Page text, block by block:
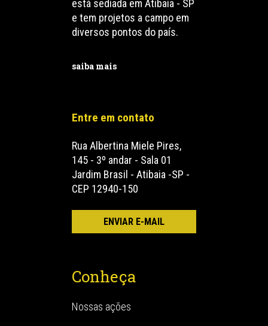
está sediada em Atibaia - SP
e tem projetos a campo em
diversos pontos do país.
saiba mais
Entre em contato
Rua Albertina Miele Pires,
145 - 3º andar - Sala 01
Jardim Brasil - Atibaia -SP -
CEP 12940-150
Conheça
Nossas ações